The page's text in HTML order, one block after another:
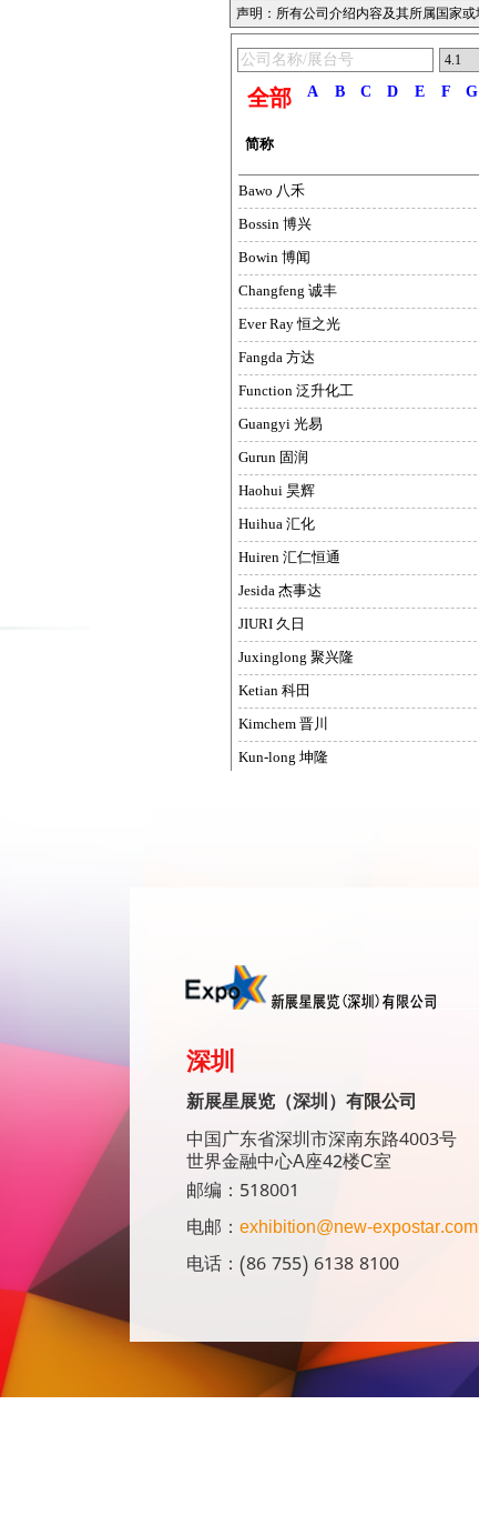
深圳
新展星展览（深圳）有限公司
中国广东省深圳市深南东路4003号
世界金融中心A座42楼C室
邮编：518001
电邮： exhibition@new-expostar.com
电话：(86 755) 6138 8100